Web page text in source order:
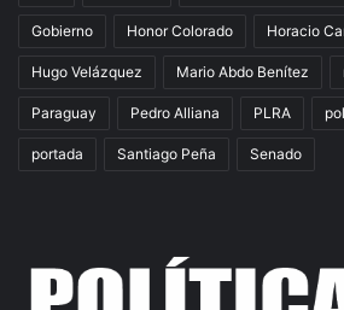
Gobierno Honor Colorado Horacio
Hugo Velázquez Mario Abdo Benítez
Paraguay Pedro Alliana PLRA
portada Santiago Peña Senado